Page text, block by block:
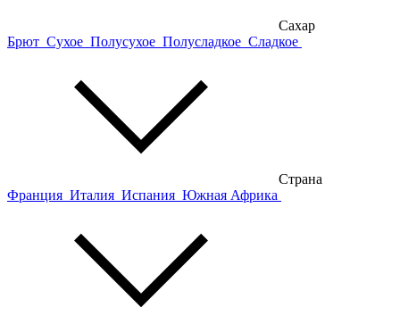
Сахар
Брют Сухое Полусухое Полусладкое Сладкое
Страна
Франция Италия Испания Южная Африка